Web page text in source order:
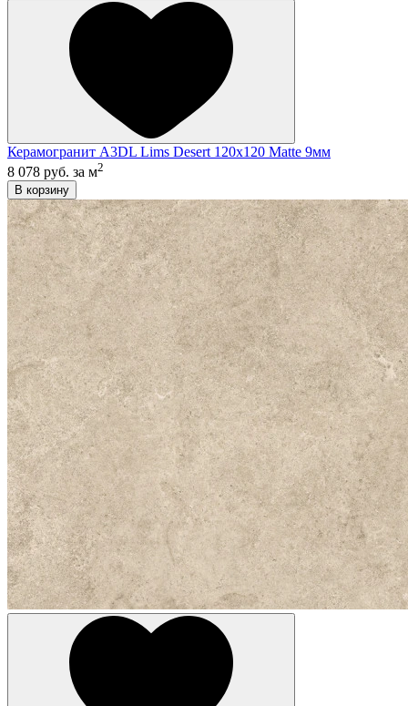
Керамогранит A3DL Lims Desert 120x120 Matte 9мм
8 078 руб. за м2
В корзину